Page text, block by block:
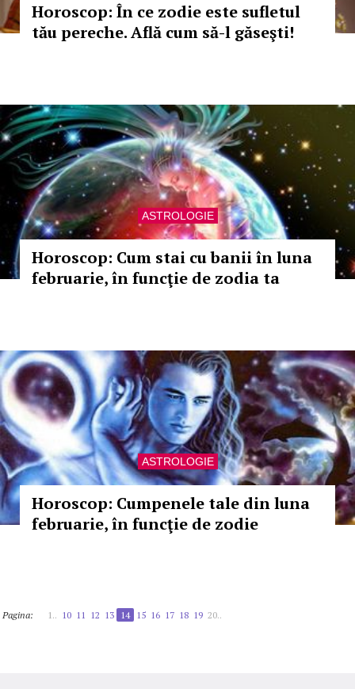
Horoscop: În ce zodie este sufletul
tău pereche. Află cum să-l găseşti!
ASTROLOGIE
Horoscop: Cum stai cu banii în luna
februarie, în funcţie de zodia ta
ASTROLOGIE
Horoscop: Cumpenele tale din luna
februarie, în funcţie de zodie
Pagina: 1.. 10 11 12 13 14 15 16 17 18 19 20..